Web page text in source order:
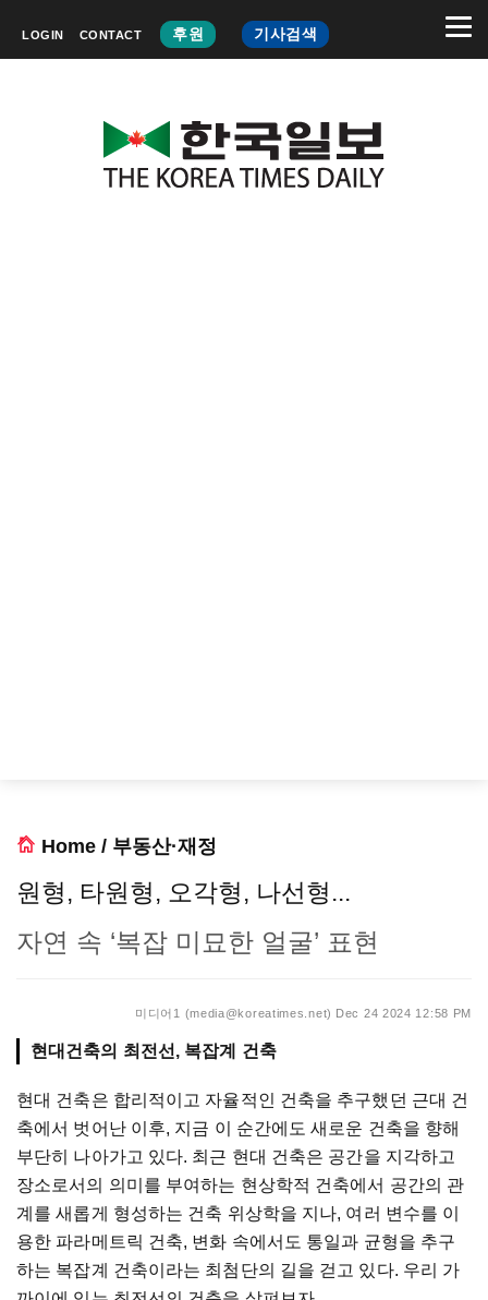
LOGIN CONTACT 후원 기사검색
Home / 부동산·재정
원형, 타원형, 오각형, 나선형...
자연 속 ‘복잡 미묘한 얼굴’ 표현
미디어1 (media@koreatimes.net) Dec 24 2024 12:58 PM
현대건축의 최전선, 복잡계 건축
현대 건축은 합리적이고 자율적인 건축을 추구했던 근대 건
축에서 벗어난 이후, 지금 이 순간에도 새로운 건축을 향해
부단히 나아가고 있다. 최근 현대 건축은 공간을 지각하고
장소로서의 의미를 부여하는 현상학적 건축에서 공간의 관
계를 새롭게 형성하는 건축 위상학을 지나, 여러 변수를 이
용한 파라메트릭 건축, 변화 속에서도 통일과 균형을 추구
하는 복잡계 건축이라는 최첨단의 길을 걷고 있다. 우리 가